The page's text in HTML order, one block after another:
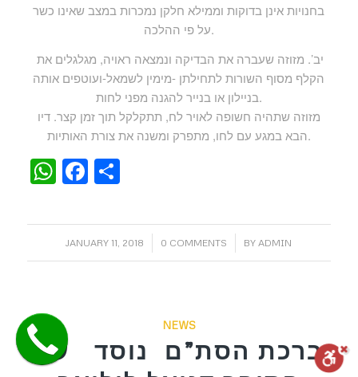
בחנויות אינן בדוקות וממילא חלקן נמכרות במצב שאינו כשר
על פי ההלכה.
יב’. מזוזה שעברה את הבדיקה ונמצאה ראויה, מגלגלים את
הקלף מסוף השורות לתחילתן -מימין לשמאל-ועוטפים אותה
בניילון או בנייר להגנה מפני לחות.
מזוזה שתהיה חשופה לאויר לח, תתקלקל תוך זמן קצר. דיו
הבא במגע עם לחו, מתפרק ומשנה את צורת האותיות.
WhatsApp
Facebook
Share
JANUARY 11, 2018
/ 0 COMMENTS
/ BY ADMIN
NEWS
ברכת הסת”ם נוסד ע”י